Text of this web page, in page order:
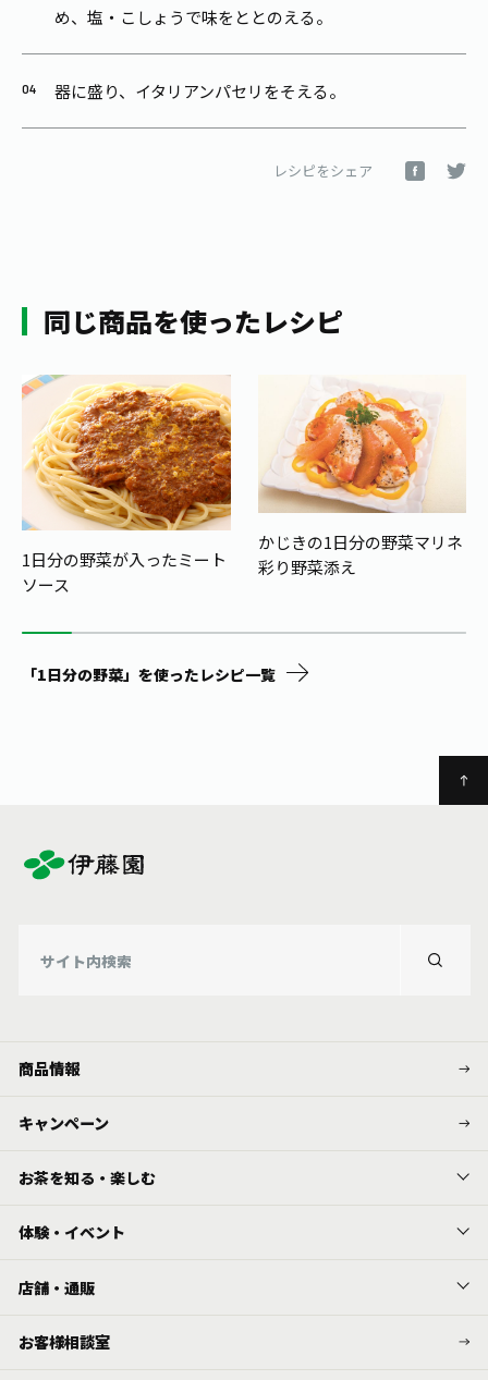
め、塩・こしょうで味をととのえる。
器に盛り、イタリアンパセリをそえる。
レシピをシェア
同じ商品を使ったレシピ
1日分の野菜が入ったミート
ソース
かじきの1日分の野菜マリネ
彩り野菜添え
「1日分の野菜」を使ったレシピ一覧
商品情報
キャンペーン
お茶を知る・楽しむ
体験・イベント
店舗・通販
お客様相談室